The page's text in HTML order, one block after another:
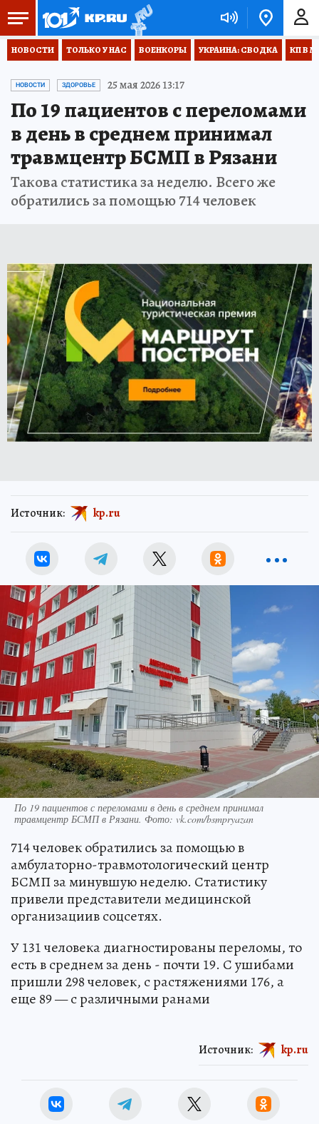
НОВОСТИ ТОЛЬКО У НАС ВОЕНКОРЫ УКРАИНА: СВОДКА КП В
НОВОСТИ ЗДОРОВЬЕ 25 мая 2026 13:17
По 19 пациентов с переломами
в день в среднем принимал
травмцентр БСМП в Рязани
Такова статистика за неделю. Всего же
обратились за помощью 714 человек
Источник: kp.ru
По 19 пациентов с переломами в день в среднем принимал
травмцентр БСМП в Рязани. Фото: vk.com/bsmpryazan
714 человек обратились за помощью в
амбулаторно-травмотологический центр
БСМП за минувшую неделю. Статистику
привели представители медицинской
организациив соцсетях.
У 131 человека диагностированы переломы, то
есть в среднем за день - почти 19. С ушибами
пришли 298 человек, с растяжениями 176, а
еще 89 — с различными ранами
Источник: kp.ru